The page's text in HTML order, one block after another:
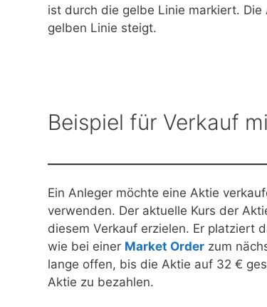
ist durch die gelbe Linie markiert.
gelben Linie steigt.
Beispiel für Verkauf
Ein Anleger möchte eine Aktie
verwenden. Der aktuelle Kurs der
diesem Verkauf erzielen. Er platziert
wie bei einer Market Order zum
lange offen, bis die Aktie auf 32 €
Aktie zu bezahlen.